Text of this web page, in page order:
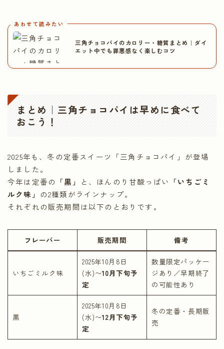
あわせて読みたい
三角チョコパイのカロリー・糖質まとめ｜ダイ
エット中でも罪悪感なく楽しむコツ
まとめ｜三角チョコパイは早めに食べて
おこう！
2025年も、冬の定番スイーツ「三角チョコパイ」が登場
しました。
今年は定番の 「黒」 と、ほんのり甘酸っぱい 「いちごミ
ルク味」
の2種類がラインナップ。
それぞれの販売期間は以下のとおりです。
フレーバー 販売期間 備考
いちごミルク味
2025年10月8日
(水)〜10月下旬予
定
数量限定パッケー
ジあり／早期終了
の可能性あり
黒
2025年10月8日
(水)〜12月下旬予
定
冬の定番・長期販
売